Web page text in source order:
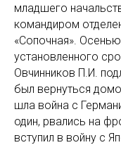
младшего
командиром
«Сопочная».
установленного
Овчинников П.И.
был вернуться
шла война с
один, рвались на
вступил в войну с